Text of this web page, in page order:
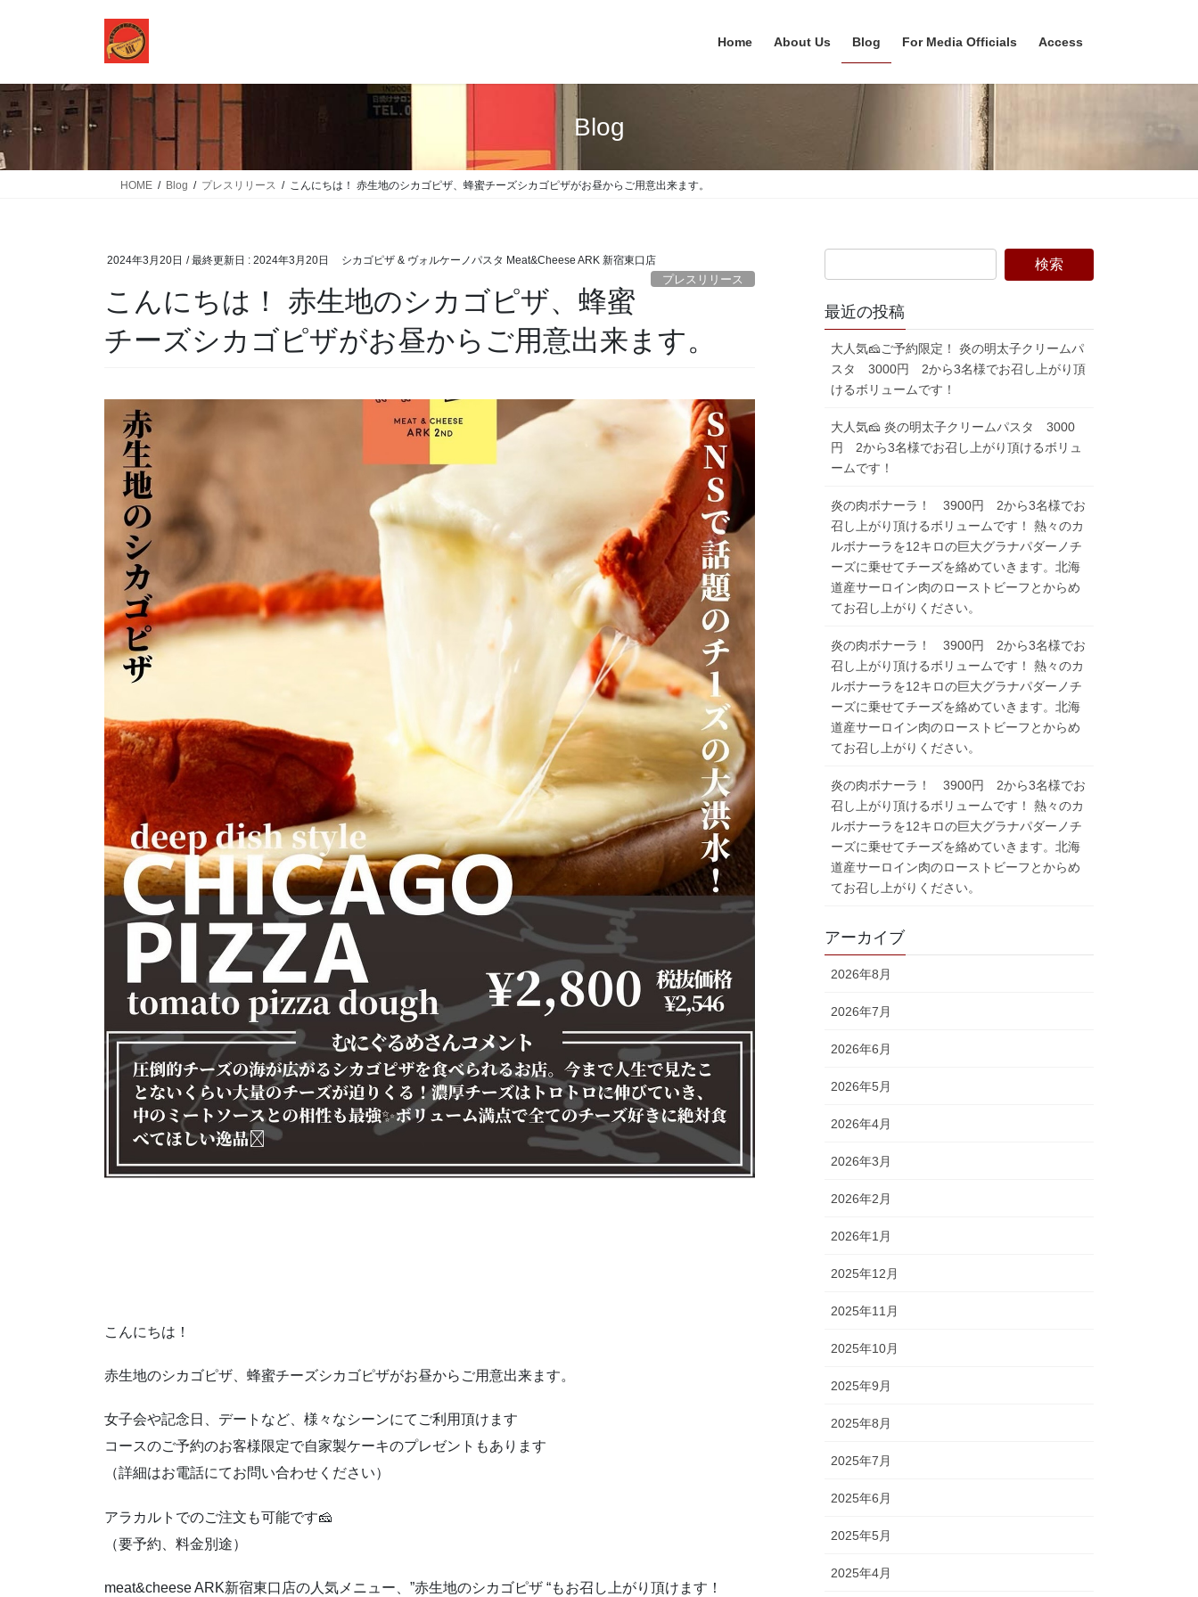
ツ
に
移
動
シ
ョ
ン
に
Home About Us Blog For Media Officials Access
Blog
HOME Blog プレスリリース こんにちは！ 赤生地のシカゴピザ、蜂蜜チーズシカゴピザがお昼からご用意出来ます。
2024年3月20日 / 最終更新日 : 2024年3月20日 シカゴピザ & ヴォルケーノパスタ Meat&Cheese ARK 新宿東口店
プレスリリース
こんにちは！ 赤生地のシカゴピザ、蜂蜜
チーズシカゴピザがお昼からご用意出来ます。
こんにちは！
赤生地のシカゴピザ、蜂蜜チーズシカゴピザがお昼からご用意出来ます。
女子会や記念日、デートなど、様々なシーンにてご利用頂けます
コースのご予約のお客様限定で自家製ケーキのプレゼントもあります
（詳細はお電話にてお問い合わせください）
アラカルトでのご注文も可能です🧀
（要予約、料金別途）
meat&cheese ARK新宿東口店の人気メニュー、”赤生地のシカゴピザ “もお召し上がり頂けます！
最近の投稿
大人気🧀ご予約限定！ 炎の明太子クリームパ
スタ 3000円 2から3名様でお召し上がり頂
けるボリュームです！
大人気🧀 炎の明太子クリームパスタ 3000
円 2から3名様でお召し上がり頂けるボリュ
ームです！
炎の肉ボナーラ！ 3900円 2から3名様でお
召し上がり頂けるボリュームです！ 熱々のカ
ルボナーラを12キロの巨大グラナパダーノチ
ーズに乗せてチーズを絡めていきます。北海
道産サーロイン肉のローストビーフとからめ
てお召し上がりください。
炎の肉ボナーラ！ 3900円 2から3名様でお
召し上がり頂けるボリュームです！ 熱々のカ
ルボナーラを12キロの巨大グラナパダーノチ
ーズに乗せてチーズを絡めていきます。北海
道産サーロイン肉のローストビーフとからめ
てお召し上がりください。
炎の肉ボナーラ！ 3900円 2から3名様でお
召し上がり頂けるボリュームです！ 熱々のカ
ルボナーラを12キロの巨大グラナパダーノチ
ーズに乗せてチーズを絡めていきます。北海
道産サーロイン肉のローストビーフとからめ
てお召し上がりください。
アーカイブ
2026年8月
2026年7月
2026年6月
2026年5月
2026年4月
2026年3月
2026年2月
2026年1月
2025年12月
2025年11月
2025年10月
2025年9月
2025年8月
2025年7月
2025年6月
2025年5月
2025年4月